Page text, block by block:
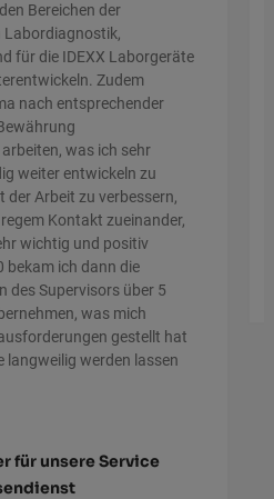
Bereichen der
Labordiagnostik,
für die IDEXX Laborgeräte
Zudem
nach entsprechender
was ich sehr
weiter entwickeln zu
der Arbeit zu verbessern,
Kontakt zueinander,
wichtig und positiv
bekam ich dann die
des Supervisors über 5
was mich
gestellt hat
langweilig werden lassen
für unsere Service